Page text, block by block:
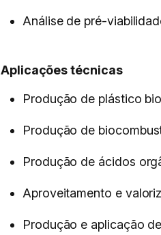
Análise de pré-
Aplicações técnicas
Produção de plástico
Produção de
Produção de ácidos
Aproveitamento e
Produção e aplicação